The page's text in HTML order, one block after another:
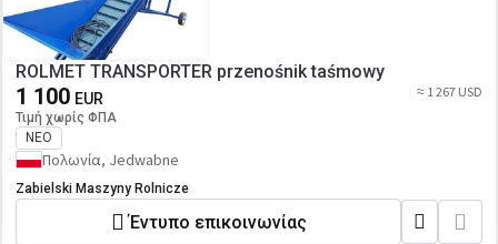
ROLMET TRANSPORTER przenośnik taśmowy
1 100 EUR
Τιμή χωρίς ΦΠΑ
≈ 1 267 USD
ΝΈΟ
Πολωνία, Jedwabne
Zabielski Maszyny Rolnicze
Έντυπο επικοινωνίας